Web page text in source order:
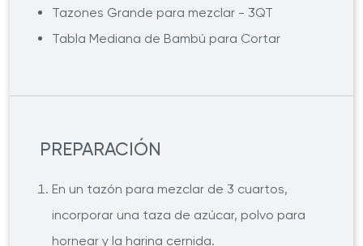
Tazones Grande para mezclar - 3QT
Tabla Mediana de Bambú para Cortar
PREPARACIÓN
En un tazón para mezclar de 3 cuartos,
incorporar una taza de azúcar, polvo para
hornear y la harina cernida.